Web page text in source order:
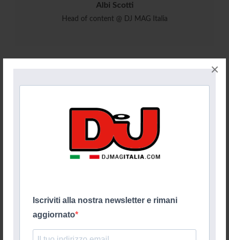
Iscriviti alla nostra newsletter e rimani
aggiornato
×
Albi Scotti
Head of content @ DJ MAG Italia